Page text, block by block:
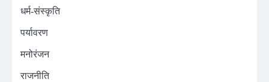
धर्म-संस्कृति
पर्यावरण
मनोरंजन
राजनीति